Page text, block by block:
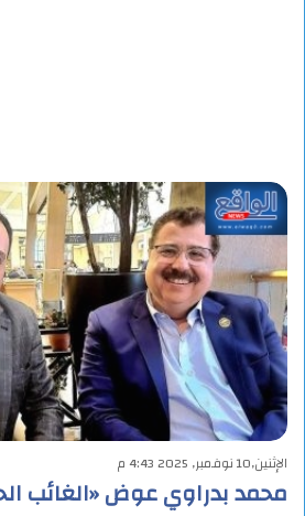
الإثنين,10 نوفمبر, 2025 4:43 م
محمد بدراوي عوض «الغائب